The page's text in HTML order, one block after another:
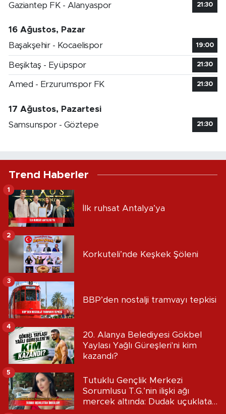
Gaziantep FK - Alanyaspor 21:30
16 Ağustos, Pazar
Başakşehir - Kocaelispor
19:00
Beşiktaş - Eyüpspor 21:30
Amed - Erzurumspor FK 21:30
17 Ağustos, Pazartesi
Samsunspor - Göztepe
21:30
Trend Haberler
İlk ruhsat Antalya’ya
1
Korkuteli’nde Keşkek Şöleni
2
BBP’den nostalji tramvayı tepkisi
3
20. Alanya Belediyesi Gökbel
Yaylası Yağlı Güreşleri'ni kim
kazandı?
4
Tutuklu Gençlik Merkezi
Sorumlusu T.G.’nin ilişki ağı
mercek altında: Dudak uçuklatan
5